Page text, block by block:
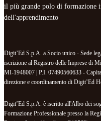
il più grande polo di formazione
dell'apprendimento
Digit’Ed S.p.A. a Socio unico - Sede
iscrizione al Registro delle Imprese di
MI-1948007 | P.I. 07490560633 -
direzione e coordinamento di Digit’Ed
Digit’Ed S.p.A. è iscritto all'Albo dei
Formazione Professionale presso la